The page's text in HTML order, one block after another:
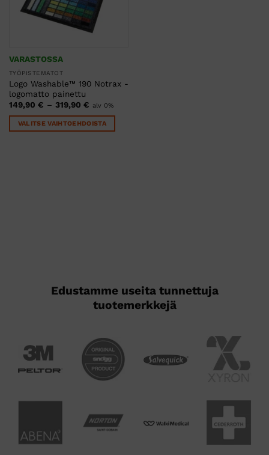
VARASTOSSA
TYÖPISTEMATOT
Logo Washable™ 190 Notrax -
logomatto painettu
149,90 € – 319,90 €Hintaluokka:
-
319,90 €
alv 0%
VALITSE VAIHTOEHDOISTA
Edustamme useita tunnettuja
tuotemerkkejä